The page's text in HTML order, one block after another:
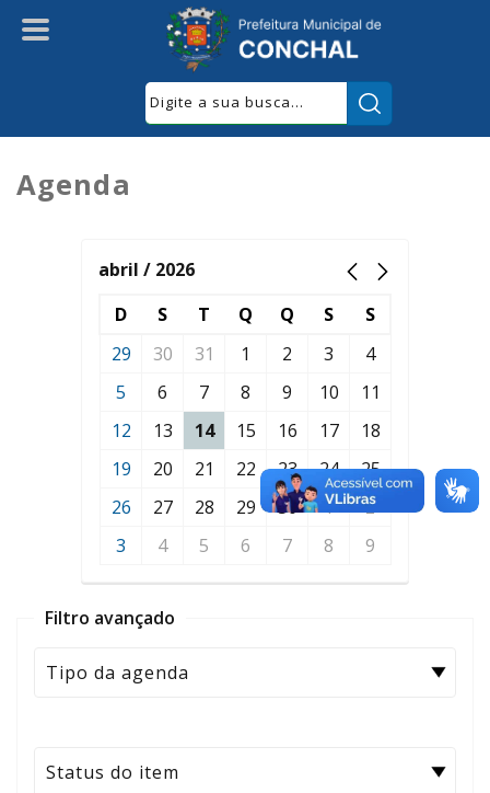
Agenda
abril / 2026
D
S T Q Q S
S
29
30 31 1 2 3
4
5
6 7 8 9 10
11
12
13 14 15 16 17
18
19
20 21 22 23 24
25
26
27 28 29 30 1
2
3
4 5 6 7 8 9
Filtro avançado